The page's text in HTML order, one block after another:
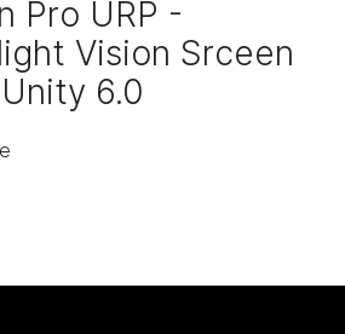
Pro URP -
Vision Srceen
6.0